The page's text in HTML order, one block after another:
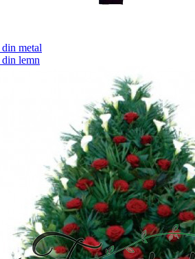
metal
lemn